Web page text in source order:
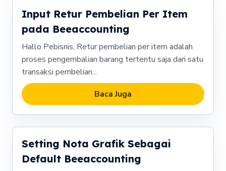
Input Retur Pembelian Per Item
pada Beeaccounting
Hallo Pebisnis, Retur pembelian per item adalah
proses pengembalian barang tertentu saja dari satu
transaksi pembelian...
Baca Juga
Setting Nota Grafik Sebagai
Default Beeaccounting